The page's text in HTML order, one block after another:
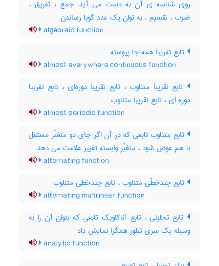
روی شناسه ی آن به دست می آید: جمع ، تفریق ،
ضرب ، تقسیم ، به توان یک عدد گویا رساندن
algebraic function
تابع تقریبا همه جا پیوسته
almost everywhere continuous function
تابع تقریباً متناوب ، تابع تقریباً دوره‌ای ، تابع تقریبا
دوره ای ، تابع تقریبا متناوب
almost periodic function
تابع متناوب تابعی که در آن اگر جای دو متغیّر مستقل
با هم عوض شود ، متغیّر وابسته تغییر علامت می دهد
alternating function
تابع چندخطّی متناوب ، تابع چندخطی متناوب
alternating multilinear function
تابع تحلیلی ، تابع آناکاویک تابعی که بتوان آن را به
وسیله یک سری تیلور همگرا نمایش داد
analytic function